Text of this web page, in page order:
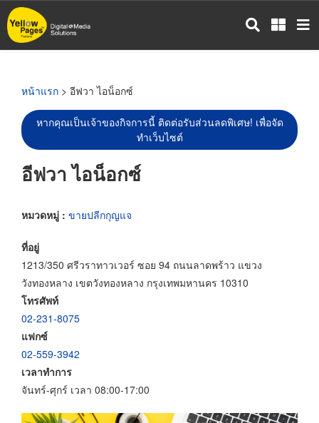
ข้าม
ไป
หน้าแรก > อีฟวา ไอน็อกซ์
หากคุณเป็นเจ้าของกิจการนี้ ติดต่อรับส่วนลดพิเศษ! เพื่อจัด
ทำเว็บไซต์
อีฟวา ไอน็อกซ์
หมวดหมู่ : ขายปลีกกุญแจ
ที่อยู่
1213/350 ศรีวราทาวเวอร์ ซอย 94 ถนนลาดพร้าว แขวง
วังทองหลาง เขตวังทองหลาง กรุงเทพมหานคร 10310
โทรศัพท์
02-231-8075
แฟกซ์
02-559-3942
เวลาทำการ
จันทร์-ศุกร์ เวลา 08:00-17:00